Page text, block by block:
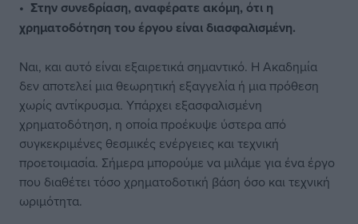
• Στην συνεδρίαση, αναφέρατε ακόμη, ότι η
χρηματοδότηση του έργου είναι διασφαλισμένη.
Ναι, και αυτό είναι εξαιρετικά σημαντικό. Η Ακαδημία
δεν αποτελεί μια θεωρητική εξαγγελία ή μια πρόθεση
χωρίς αντίκρυσμα. Υπάρχει εξασφαλισμένη
χρηματοδότηση, η οποία προέκυψε ύστερα από
συγκεκριμένες θεσμικές ενέργειες και τεχνική
προετοιμασία. Σήμερα μπορούμε να μιλάμε για ένα έργο
που διαθέτει τόσο χρηματοδοτική βάση όσο και τεχνική
ωριμότητα.